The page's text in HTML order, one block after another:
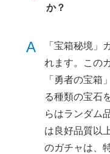
か？
A
「宝箱秘境」
れます。この
「勇者の宝箱
る種類の宝石
らはランダム
は良好品質以
のガチャは、